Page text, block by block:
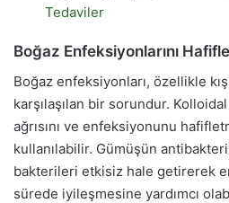
Tedaviler
Boğaz Enfeksiyonlarını
Boğaz enfeksiyonları, özellikle kış
karşılaşılan bir sorundur.
ağrısını ve enfeksiyonunu
kullanılabilir. Gümüşün
bakterileri etkisiz hale getirerek
sürede iyileşmesine yardımcı